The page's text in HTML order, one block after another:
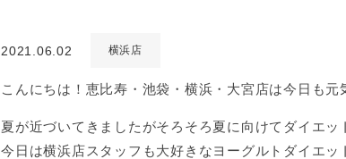
2021.06.02 横浜店
こんにちは！恵比寿・池袋・横浜・大宮店は今日も元
夏が近づいてきましたがそろそろ夏に向けてダイエ
今日は横浜店スタッフも大好きなヨーグルトダイエッ